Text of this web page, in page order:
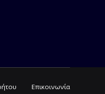
Επικοινωνία